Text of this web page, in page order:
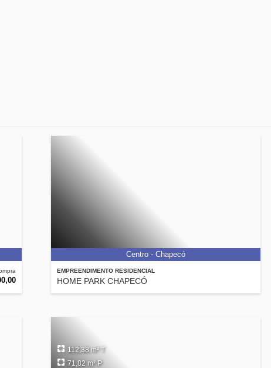
EMPREENDIMENTO RESIDENCIAL
HOME PARK CHAPECÓ
Centro - Chapecó
112,38 m² T
71,82 m² P